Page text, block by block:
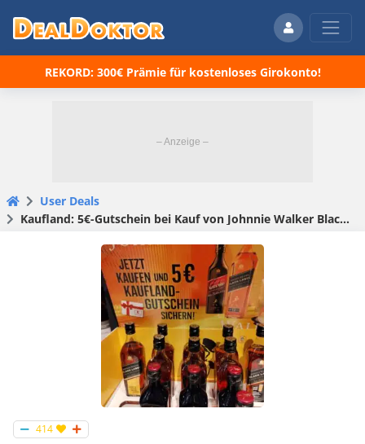
REKORD: 300€ Prämie für kostenloses Girokonto!
User Deals
Kaufland: 5€-Gutschein bei Kauf von Johnnie Walker Black Label 0,7l oder Johnnie Walker Black Ruby 0,5l
414